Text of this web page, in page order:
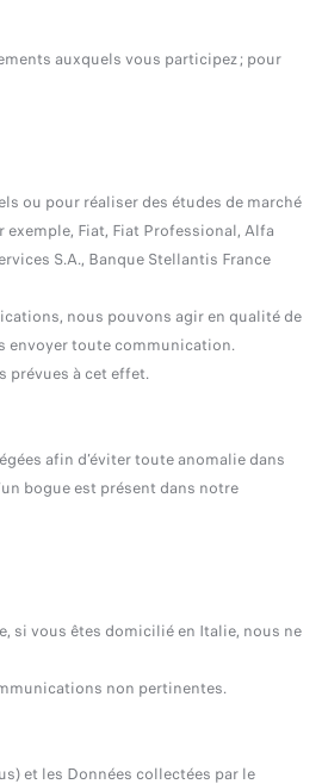
auxquels vous participez ; pour
ou pour réaliser des études de marché
Fiat, Fiat Professional, Alfa
S.A., Banque Stellantis France
nous pouvons agir en qualité de
envoyer toute communication.
prévues à cet effet.
afin d’éviter toute anomalie dans
bogue est présent dans notre
si vous êtes domicilié en Italie, nous ne
non pertinentes.
et les Données collectées par le